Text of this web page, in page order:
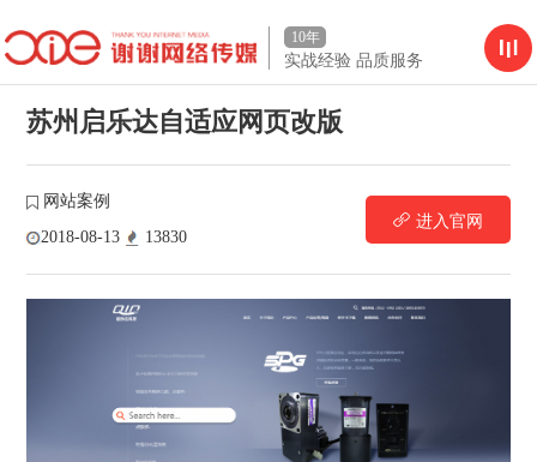
10年
实战经验 品质服务
苏州启乐达自适应网页改版
网站案例
2018-08-13
13830
进入官网